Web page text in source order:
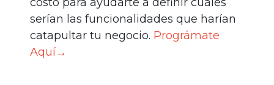
serían las funcionalidades que harían
catapultar tu negocio. Prográmate
Aquí→